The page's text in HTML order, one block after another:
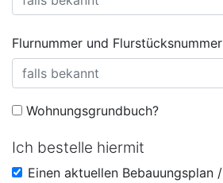
Flurnummer und Flurstücksnummer
Wohnungsgrundbuch?
Ich bestelle hiermit
Einen aktuellen Bebauungsplan /